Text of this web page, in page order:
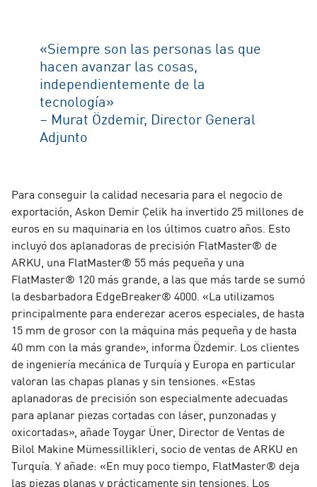
«Siempre son las personas las que
hacen avanzar las cosas,
independientemente de la
tecnología»
– Murat Özdemir, Director General
Adjunto
Para conseguir la calidad necesaria para el negocio de
exportación, Askon Demir Çelik ha invertido 25 millones de
euros en su maquinaria en los últimos cuatro años. Esto
incluyó dos aplanadoras de precisión FlatMaster® de
ARKU, una FlatMaster® 55 más pequeña y una
FlatMaster® 120 más grande, a las que más tarde se sumó
la desbarbadora EdgeBreaker® 4000. «La utilizamos
principalmente para enderezar aceros especiales, de hasta
15 mm de grosor con la máquina más pequeña y de hasta
40 mm con la más grande», informa Özdemir. Los clientes
de ingeniería mecánica de Turquía y Europa en particular
valoran las chapas planas y sin tensiones. «Estas
aplanadoras de precisión son especialmente adecuadas
para aplanar piezas cortadas con láser, punzonadas y
oxicortadas», añade Toygar Üner, Director de Ventas de
Bilol Makine Mümessillikleri, socio de ventas de ARKU en
Turquía. Y añade: «En muy poco tiempo, FlatMaster® deja
las piezas planas y prácticamente sin tensiones. Los